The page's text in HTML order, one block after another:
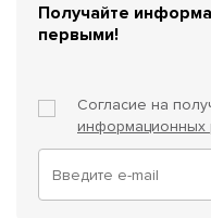
Получайте
первыми!
Согласие на
информационных